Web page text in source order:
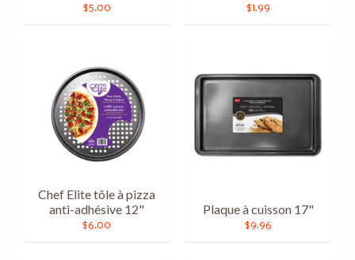
$5.00 $1.99
Chef Elite tôle à pizza
anti-adhésive 12"
$6.00
Plaque à cuisson 17"
$9.96